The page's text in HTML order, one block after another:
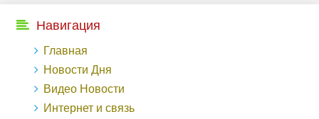
Навигация
Главная
Новости Дня
Видео Новости
Интернет и связь